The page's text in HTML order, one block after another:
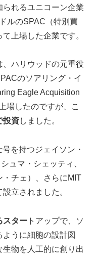
れるユニコーン企業
ルのSPAC（特別買
上場した企業です。
ハリウッドの元重役
のソアリング・イ
Eagle Acquisition
場したのですが、こ
投資しました。
を持つジェイソン・
ュマ・シェッティ、
チェ）、さらにMIT
立されました。
スター トアップで、ソ
うに細胞の設計図
生物を人工的に創り出